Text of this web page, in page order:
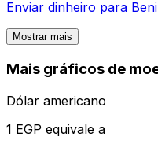
Enviar dinheiro para
Mostrar mais
Mais gráficos de
Dólar americano
1 EGP equivale a